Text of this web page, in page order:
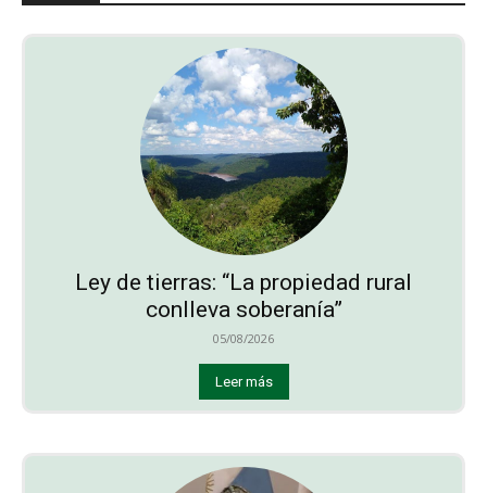
Ley de tierras: “La propiedad rural
conlleva soberanía”
05/08/2026
Leer más